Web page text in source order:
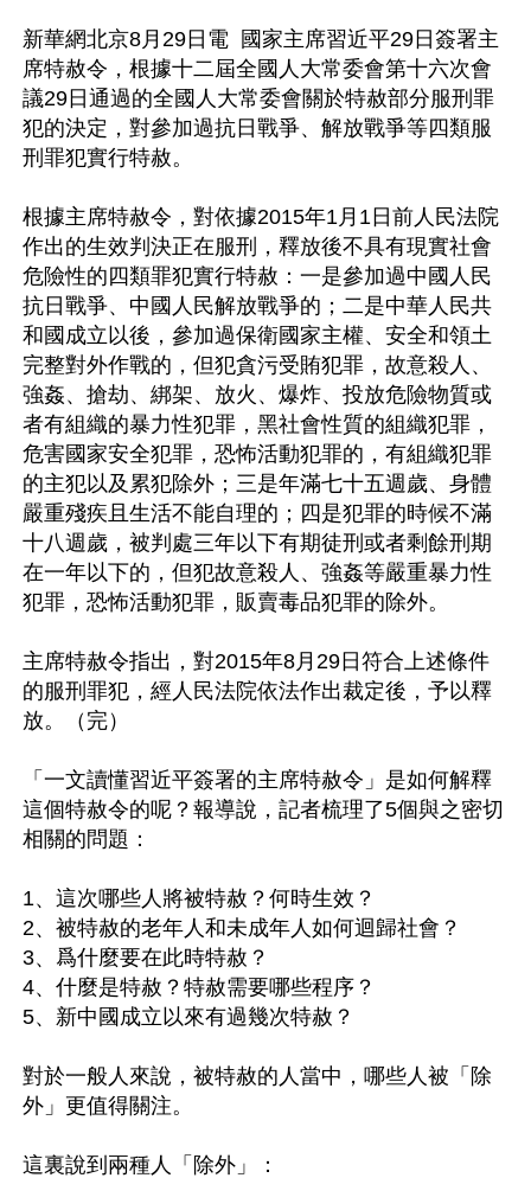
新華網北京8月29日電  國家主席習近平29日簽署主
席特赦令，根據十二屆全國人大常委會第十六次會
議29日通過的全國人大常委會關於特赦部分服刑罪
犯的決定，對參加過抗日戰爭、解放戰爭等四類服
刑罪犯實行特赦。
根據主席特赦令，對依據2015年1月1日前人民法院
作出的生效判決正在服刑，釋放後不具有現實社會
危險性的四類罪犯實行特赦：一是參加過中國人民
抗日戰爭、中國人民解放戰爭的；二是中華人民共
和國成立以後，參加過保衛國家主權、安全和領土
完整對外作戰的，但犯貪污受賄犯罪，故意殺人、
強姦、搶劫、綁架、放火、爆炸、投放危險物質或
者有組織的暴力性犯罪，黑社會性質的組織犯罪，
危害國家安全犯罪，恐怖活動犯罪的，有組織犯罪
的主犯以及累犯除外；三是年滿七十五週歲、身體
嚴重殘疾且生活不能自理的；四是犯罪的時候不滿
十八週歲，被判處三年以下有期徒刑或者剩餘刑期
在一年以下的，但犯故意殺人、強姦等嚴重暴力性
犯罪，恐怖活動犯罪，販賣毒品犯罪的除外。
主席特赦令指出，對2015年8月29日符合上述條件
的服刑罪犯，經人民法院依法作出裁定後，予以釋
放。（完）
「一文讀懂習近平簽署的主席特赦令」是如何解釋
這個特赦令的呢？報導說，記者梳理了5個與之密切
相關的問題：
1、這次哪些人將被特赦？何時生效？
2、被特赦的老年人和未成年人如何迴歸社會？
3、爲什麼要在此時特赦？
4、什麼是特赦？特赦需要哪些程序？
5、新中國成立以來有過幾次特赦？
對於一般人來說，被特赦的人當中，哪些人被「除
外」更值得關注。
這裏說到兩種人「除外」：